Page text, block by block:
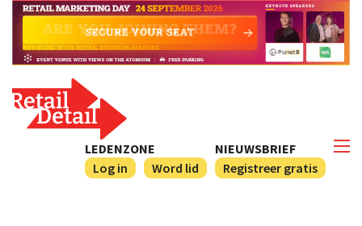
NIEUWSBRIEF
Registreer gratis
LEDENZONE
Log in
Word lid